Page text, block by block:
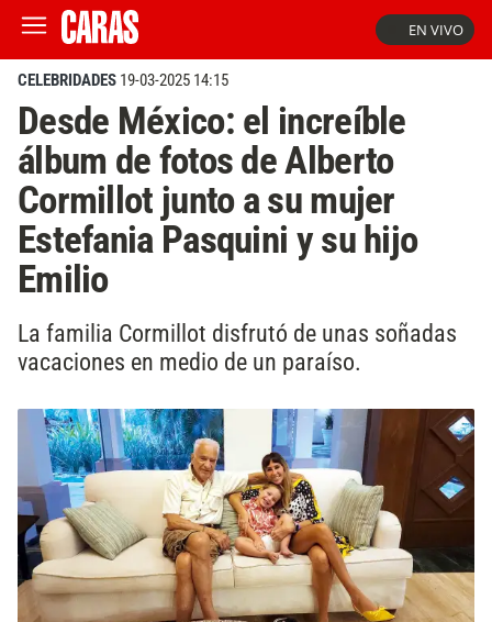
EN VIVO
CELEBRIDADES 19-03-2025 14:15
Desde México: el increíble
álbum de fotos de Alberto
Cormillot junto a su mujer
Estefania Pasquini y su hijo
Emilio
La familia Cormillot disfrutó de unas soñadas
vacaciones en medio de un paraíso.